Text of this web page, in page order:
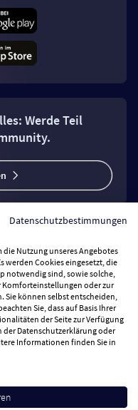
Werde Teil
Datenschutzbestimmungen
die Nutzung unseres Angebotes
werden Cookies eingesetzt, die
notwendig sind, sowie solche,
oder zur
Sie können selbst entscheiden,
Sie, dass auf Basis Ihrer
der Seite zur Verfügung
Datenschutzerklärung oder
Informationen finden Sie in